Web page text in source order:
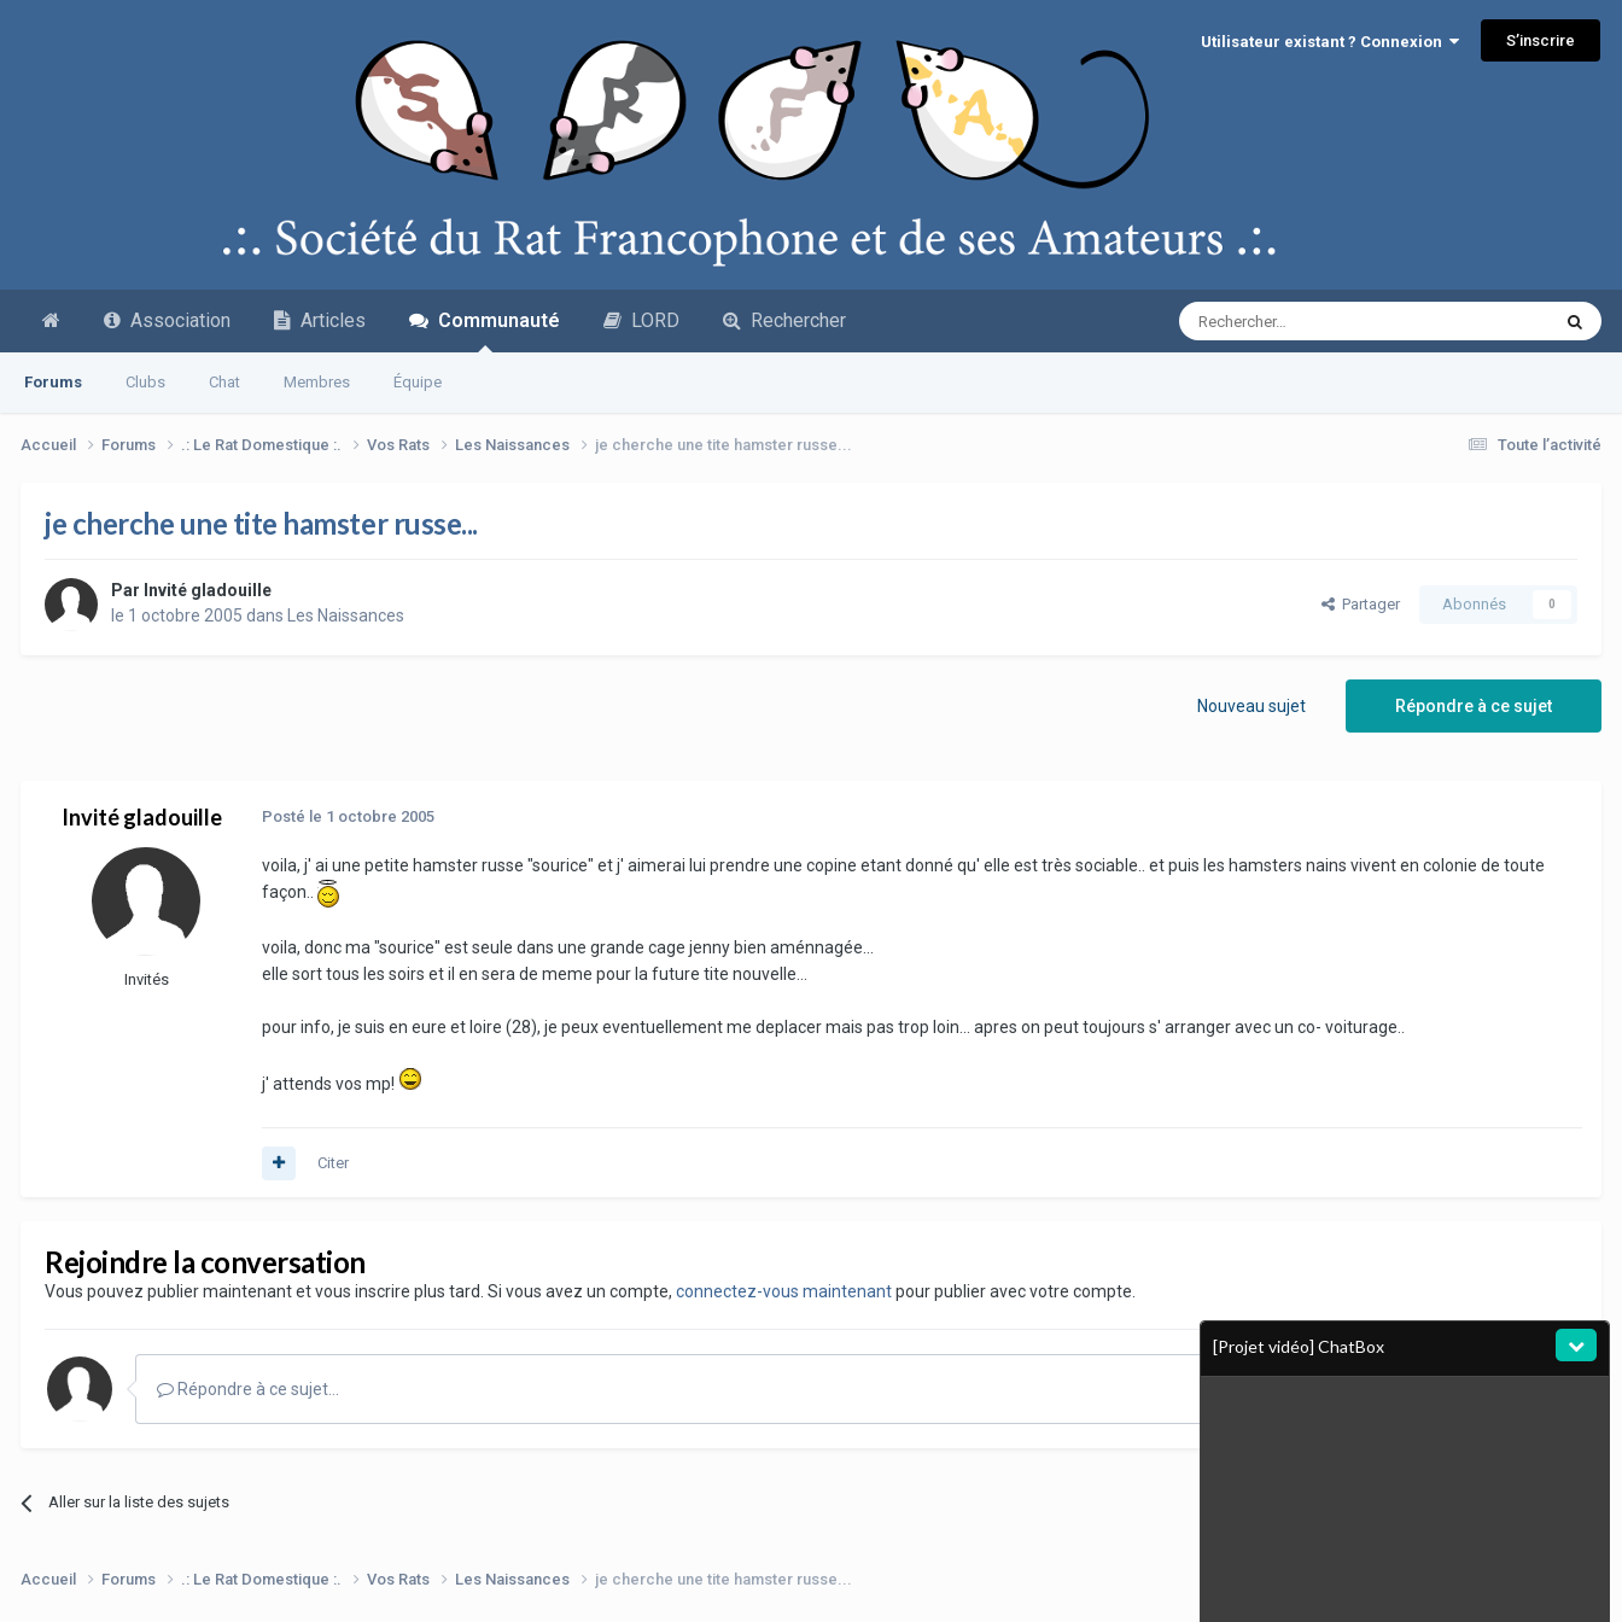
Utilisateur existant ? Connexion S’inscrire
Association Articles Communauté
Forums Clubs Chat Membres Équipe
LORD Rechercher
Toute l’activité
Accueil Forums .: Le Rat Domestique :. Vos Rats Les Naissances je cherche une tite hamster russe...
je cherche une tite hamster russe...
Par Invité gladouille
le 1 octobre 2005 dans Les Naissances
Partager Abonnés 0
Répondre à ce sujet
Nouveau sujet
Invité gladouille
Invités
Posté le 1 octobre 2005
voila, j' ai une petite hamster russe "sourice" et j' aimerai lui prendre une copine etant donné qu' elle est très sociable.. et puis les hamsters nains vivent en colonie de toute
façon..
voila, donc ma "sourice" est seule dans une grande cage jenny bien aménnagée...
elle sort tous les soirs et il en sera de meme pour la future tite nouvelle...
pour info, je suis en eure et loire (28), je peux eventuellement me deplacer mais pas trop loin... apres on peut toujours s' arranger avec un co- voiturage..
j' attends vos mp!
Citer
Rejoindre la conversation
Vous pouvez publier maintenant et vous inscrire plus tard. Si vous avez un compte, connectez-vous maintenantpour publier avec votre compte.
Répondre à ce sujet…
Aller sur la liste des sujets
Accueil Forums .: Le Rat Domestique :. Vos Rats Les Naissances je cherche une tite hamster russe...
[Projet vidéo] ChatBox